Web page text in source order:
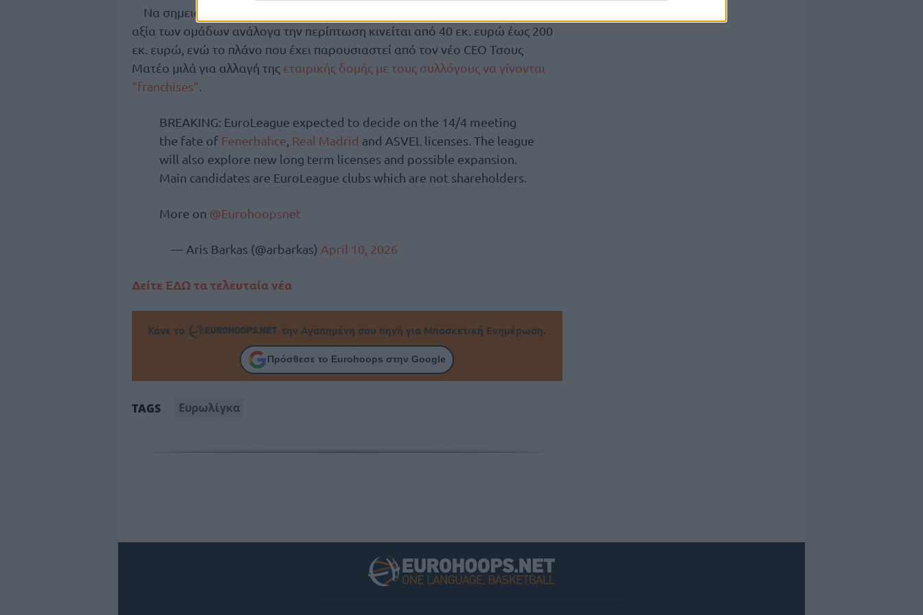
Να σημειωθεί ότι σύμφωνα με την τελευταία αποτίμηση της Ευρωλίγκας, η
αξία των ομάδων ανάλογα την περίπτωση κινείται από 40 εκ. ευρώ έως 200
εκ. ευρώ, ενώ το πλάνο που έχει παρουσιαστεί από τον νέο CEO Τσους
Ματέο μιλά για αλλαγή της εταιρικής δομής με τους συλλόγους να γίνονται
“franchises”
BREAKING: EuroLeague expected to decide on the 14/4 meeting
the fate of Fenerbahce Real Madrid and ASVEL licenses. The league
will also explore new long term licenses and possible expansion.
Main candidates are EuroLeague clubs which are not shareholders.
More on @Eurohoopsnet
— Aris Barkas (@arbarkas) April 10, 2026
Δείτε ΕΔΩ τα τελευταία νέα
Κάνε το την Αγαπημένη σου πηγή για Μπασκετική Ενημέρωση.
Πρόσθεσε το Eurohoops στην Google
TAGS Ευρωλίγκα